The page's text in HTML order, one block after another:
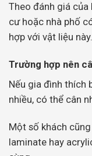
Theo đánh giá của
cư hoặc nhà phố
hợp với vật liệu này.
Trường hợp nên
Nếu gia đình thích
nhiều, có thể cân
Một số khách
laminate hay